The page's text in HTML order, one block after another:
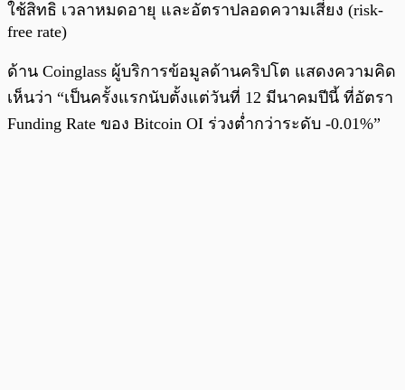
ใช้สิทธิ เวลาหมดอายุ และอัตราปลอดความเสี่ยง (risk-
free rate)
ด้าน Coinglass ผู้บริการข้อมูลด้านคริปโต แสดงความคิด
เห็นว่า “เป็นครั้งแรกนับตั้งแต่วันที่ 12 มีนาคมปีนี้ ที่อัตรา
Funding Rate ของ Bitcoin OI ร่วงต่ำกว่าระดับ -0.01%”